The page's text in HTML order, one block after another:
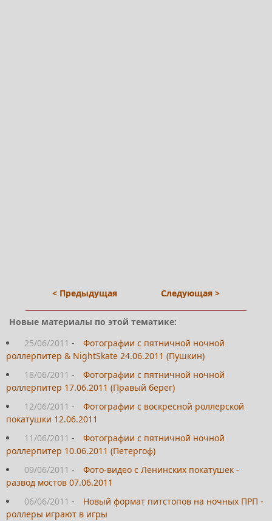
< Предыдущая Следующая >
Новые материалы по этой тематике:
25/06/2011 -
Фотографии с пятничной ночной
роллерпитер & NightSkate 24.06.2011 (Пушкин)
18/06/2011 -
Фотографии с пятничной ночной
роллерпитер 17.06.2011 (Правый берег)
12/06/2011 -
Фотографии с воскресной роллерской
покатушки 12.06.2011
11/06/2011 -
Фотографии с пятничной ночной
роллерпитер 10.06.2011 (Петергоф)
09/06/2011 -
Фото-видео с Ленинских покатушек -
развод мостов 07.06.2011
06/06/2011 -
Новый формат питстопов на ночных ПРП -
роллеры играют в игры